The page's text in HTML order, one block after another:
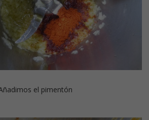
el pimentón